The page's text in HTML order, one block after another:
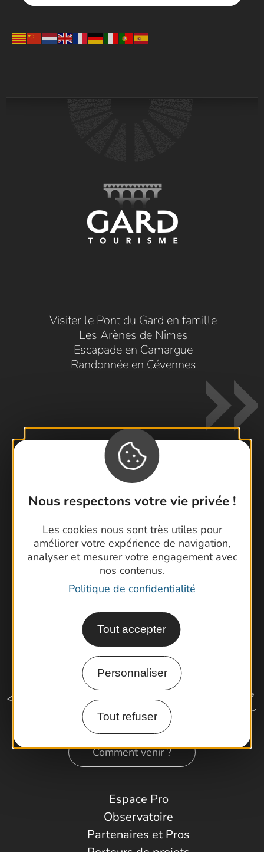
Nous respectons votre vie privée !
Les cookies nous sont très utiles pour
améliorer votre expérience de navigation,
analyser et mesurer votre engagement avec
nos contenus.
Politique de confidentialité
Tout accepter
Personnaliser
Tout refuser
Visiter le Pont du Gard en famille
Les Arènes de Nîmes
Escapade en Camargue
Randonnée en Cévennes
Contactez-nous !
Foire aux questions
Brochures
Cartoguides et Topoguides
Latitude Gard
Comment venir ?
Espace Pro
Observatoire
Partenaires et Pros